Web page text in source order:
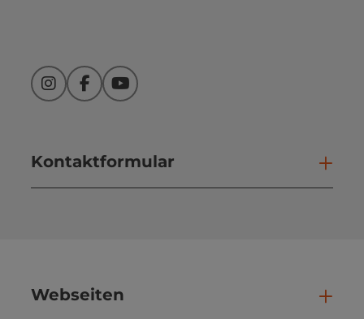
InstagramFacebookYouTube
Kontaktformular
Webseiten